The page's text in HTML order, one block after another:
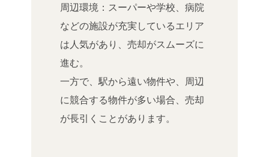
周辺環境：スーパーや学校、病院
などの施設が充実しているエリア
は人気があり、売却がスムーズに
進む。
一方で、駅から遠い物件や、周辺
に競合する物件が多い場合、売却
が長引くことがあります。